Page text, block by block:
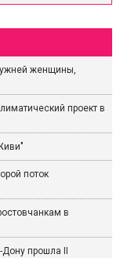
женщины,
проект в
поток
в
прошла II